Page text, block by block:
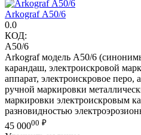
Arkograf А50/6
0.0
КОД:
А50/6
Arkograf модель А50/6
карандаш, электроискровой
аппарат, электроискровое перо,
ручной маркировки
маркировки электроискровым
разновидностью
45 00000 ₽